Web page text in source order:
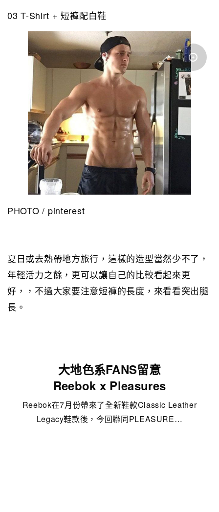
03 T-Shirt + 短褲配白鞋
PHOTO / pinterest
夏日或去熱帶地方旅行，這樣的造型當然少不了，
年輕活力之餘，更可以讓自己的比較看起來更
好，，不過大家要注意短褲的長度，來看看突出腿
長。
大地色系FANS留意
Reebok x Pleasures
Reebok在7月份帶來了全新鞋款Classic Leather
Legacy鞋款後，今回聯同PLEASURE…